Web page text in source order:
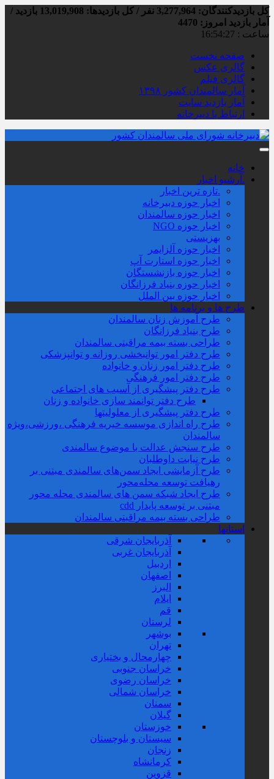
کل بازدیدکنند‌گان: 3,277,964 نفر / کل بازدیدها: 13,019,908 بازدید /
آمار بازدید امروز: 4470
ساعت : 16:54:28
صفحه نخست
گالری عکس
گالری فیلم
آمار سالمندان کشور ۱۳۹۸
آمار بازدید سایت
ارتباط با دبیرخانه
خانه
.آرشیو اخبار
.تازه ترین اخبار
اخبار حوزه دبیرخانه
اخبار حوزه سالمندان
اخبار حوزه NGO
بهزیستی
اخبار حوزه آلزايمر
اخبار حوزه استارت آپ
اخبار حوزه بازنشستگان
اخبار حوزه بنیاد فرزانگان
اخبار حوزه بین الملل
طرح ها و برنامه ها
طرح آموزش زنان سالمندان
طرح بنیاد فرزانگان
طراحی بسته بیمه مراقبتی سالمندان
طرح دفتر امور توانبخشی روزانه و توانپزشکی
طرح دفتر امور زنان و خانواده
طرح دفتر امور فرهنگی
طرح دفتر پیشگیری از آسیب های اجتماعی
طرح دفتر توانمند سازی خانواده و زنان
طرح دفتر پیشگیری از معلولیتها
طرح راه اندازی موسسه خیریه فرهنگی ،ورزشی،ویژه
سالمندان
طرح سنجش عدالت با موضوع سالمندی
طرح نیابت داوطلبان
طرح آزمایشی ایجاد سمن‌های سالمندی مبتنی بر
رهیافت توسعه محله‌‌محور
طرح ایجاد شبکه سمن های سالمندی محله محور
مبتنی بر توسعه پایدار cdd
طراحی بسته بیمه مراقبتی سالمندان
استانها
آذربایجان شرقی
آذربایجان غربی
اردبیل
اصفهان
البرز
ایلام
قم
لرستان
بوشهر
تهران
چهارمحال و بختیاری
خراسان جنوبی
خراسان رضوی
خراسان شمالی
سمنان
گیلان
خوزستان
سیستان و بلوچستان
زنجان
کرمانشاه
قزوین